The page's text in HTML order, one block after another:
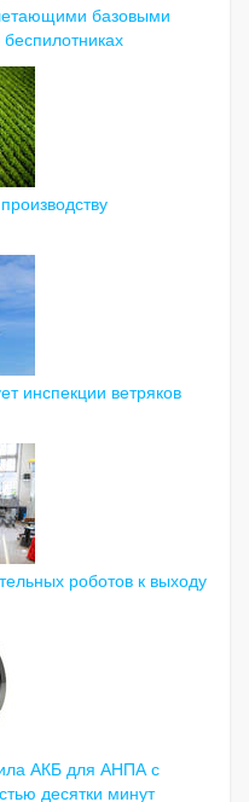
базовыми
инспекции ветряков
роботов к выходу
АКБ для АНПА с
десятки минут